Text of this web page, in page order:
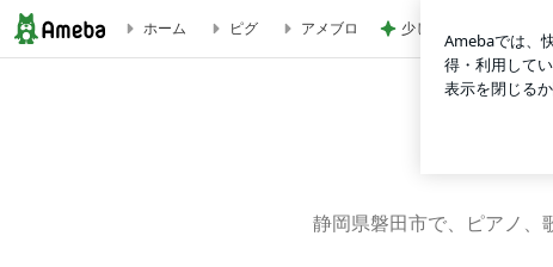
2025年は、富士山と14歳チワワさんで幕開けです✨ | 静岡県磐
ホーム ピグ アメブロ 少し贅沢なフードコー
静岡県磐田市で、ピアノ、